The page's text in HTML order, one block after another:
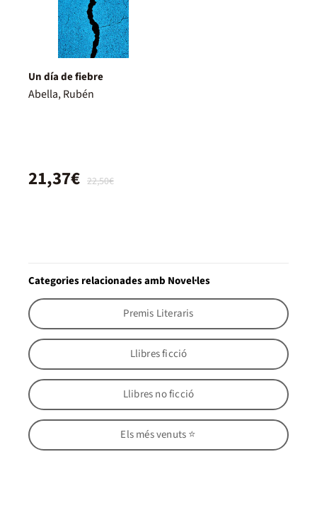
Un día de fiebre
Abella, Rubén
22,50€
21,37€
Categories relacionades amb Novel·les
Premis Literaris
Llibres ficció
Llibres no ficció
Els més venuts ⭐